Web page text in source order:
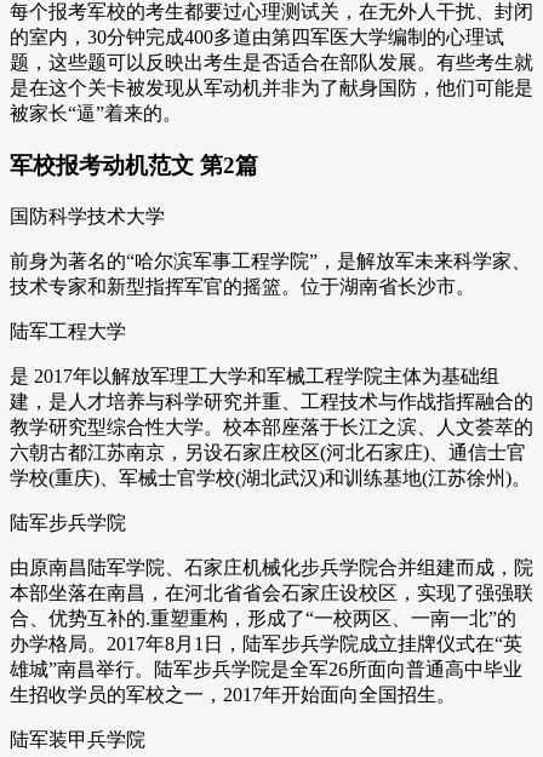
每个报考军校的考生都要过心理测试关，在无外人干扰、封闭
的室内，30分钟完成400多道由第四军医大学编制的心理试
题，这些题可以反映出考生是否适合在部队发展。有些考生就
是在这个关卡被发现从军动机并非为了献身国防，他们可能是
被家长“逼”着来的。
军校报考动机范文 第2篇
国防科学技术大学
前身为著名的“哈尔滨军事工程学院”，是解放军未来科学家、
技术专家和新型指挥军官的摇篮。位于湖南省长沙市。
陆军工程大学
是 2017年以解放军理工大学和军械工程学院主体为基础组
建，是人才培养与科学研究并重、工程技术与作战指挥融合的
教学研究型综合性大学。校本部座落于长江之滨、人文荟萃的
六朝古都江苏南京，另设石家庄校区(河北石家庄)、通信士官
学校(重庆)、军械士官学校(湖北武汉)和训练基地(江苏徐州)。
陆军步兵学院
由原南昌陆军学院、石家庄机械化步兵学院合并组建而成，院
本部坐落在南昌，在河北省省会石家庄设校区，实现了强强联
合、优势互补的.重塑重构，形成了“一校两区、一南一北”的
办学格局。2017年8月1日，陆军步兵学院成立挂牌仪式在“英
雄城”南昌举行。陆军步兵学院是全军26所面向普通高中毕业
生招收学员的军校之一，2017年开始面向全国招生。
陆军装甲兵学院